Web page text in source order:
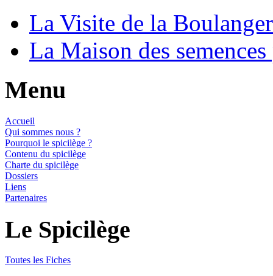
La Visite de la
La Maison des
Menu
Accueil
Qui sommes nous ?
Pourquoi le spicilège ?
Contenu du spicilège
Charte du spicilège
Dossiers
Liens
Partenaires
Le Spicilège
Toutes les Fiches